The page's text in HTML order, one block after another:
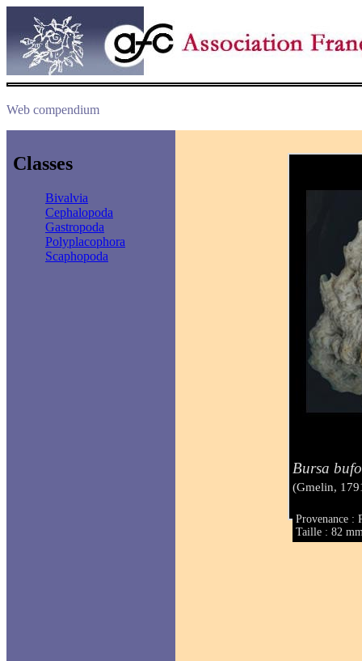
Web compendium
Classes
Bivalvia
Cephalopoda
Gastropoda
Polyplacophora
Scaphopoda
Bursa
(Gmelin,
Provenance :
Taille : 82